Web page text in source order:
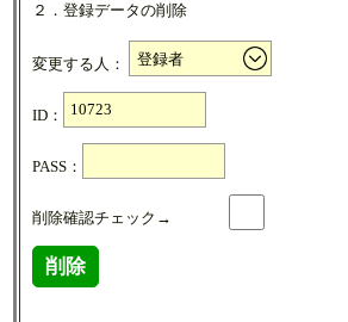
２．登録データの削除
変更する人：
ID：
PASS：
削除確認チェック→
削除